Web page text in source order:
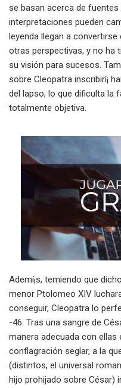
se basan acerca de
interpretaciones pueden
leyenda llegan a
otras perspectivas, y no ha
su visión para sucesos.
sobre Cleopatra inscribirí¡
del lapso, lo que dificulta la
totalmente objetiva.
Ademí¡s, temiendo que
menor Ptolomeo XIV
conseguir, Cleopatra lo
-46. Tras una sangre de
manera adecuada con ellas
conflagración seglar, a la
(distintos, el universal
hijo prohijado sobre César)